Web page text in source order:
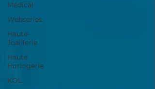
Médical
Webseries
Haute-
Joaillerie
Haute
Horlogerie
KOL